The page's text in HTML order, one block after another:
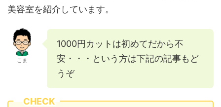
美容室を紹介しています。
こま
1000円カットは初めてだから不
安・・・という方は下記の記事もど
うぞ
CHECK